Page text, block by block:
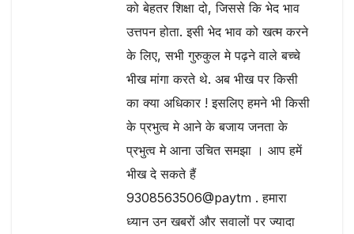
को बेहतर शिक्षा दो, जिससे कि भेद भाव
उत्तपन होता. इसी भेद भाव को खत्म करने
के लिए, सभी गुरुकुल मे पढ़ने वाले बच्चे
भीख मांगा करते थे. अब भीख पर किसी
का क्या अधिकार ! इसलिए हमने भी किसी
के प्रभुत्व मे आने के बजाय जनता के
प्रभुत्व मे आना उचित समझा । आप हमें
भीख दे सकते हैं
9308563506@paytm . हमारा
ध्यान उन खबरों और सवालों पर ज्यादा